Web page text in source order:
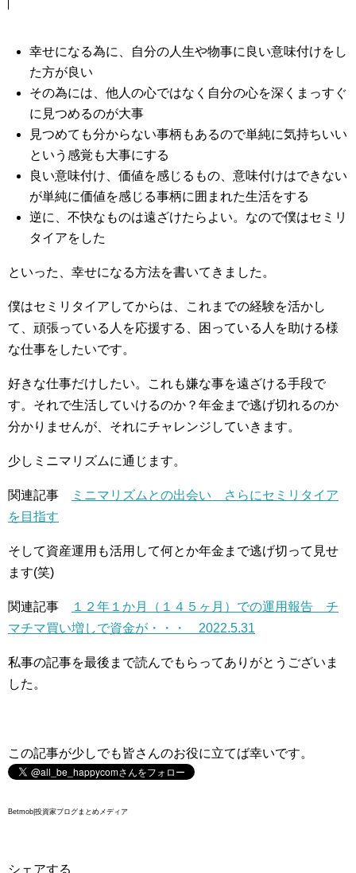
幸せになる為に、自分の人生や物事に良い意味付けをし
た方が良い
その為には、他人の心ではなく自分の心を深くまっすぐ
に見つめるのが大事
見つめても分からない事柄もあるので単純に気持ちいい
という感覚も大事にする
良い意味付け、価値を感じるもの、意味付けはできない
が単純に価値を感じる事柄に囲まれた生活をする
逆に、不快なものは遠ざけたらよい。なので僕はセミリ
タイアをした
といった、幸せになる方法を書いてきました。
僕はセミリタイアしてからは、これまでの経験を活かし
て、頑張っている人を応援する、困っている人を助ける様
な仕事をしたいです。
好きな仕事だけしたい。これも嫌な事を遠ざける手段で
す。それで生活していけるのか？年金まで逃げ切れるのか
分かりませんが、それにチャレンジしていきます。
少しミニマリズムに通じます。
関連記事
ミニマリズムとの出会い さらにセミリタイア
を目指す
そして資産運用も活用して何とか年金まで逃げ切って見せ
ます(笑)
関連記事
１２年１か月（１４５ヶ月）での運用報告 チ
マチマ買い増しで資金が・・・ 2022.5.31
私事の記事を最後まで読んでもらってありがとうございま
した。
この記事が少しでも皆さんのお役に立てば幸いです。
Betmob|投資家ブログまとめメディア
シェアする